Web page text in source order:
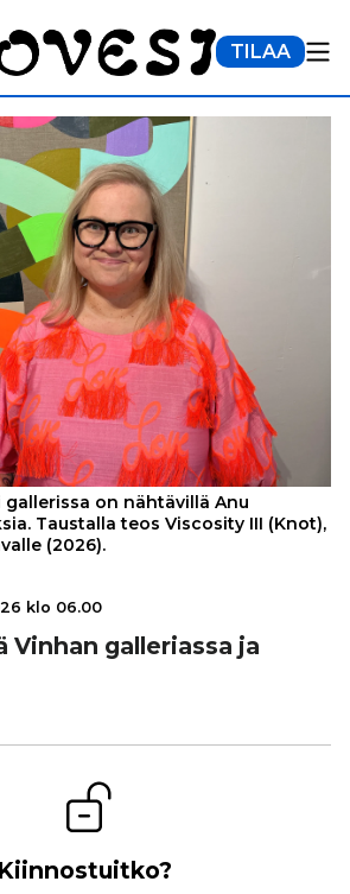
TILAA
on nähtävillä Anu
Taustalla teos Viscosity III (Knot),
(2026).
klo 06.00
Vinhan gal­le­ri­assa ja
Kiinnostuitko?